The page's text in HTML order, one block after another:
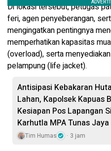
Di lokasi tersebut, petugas
feri, agen penyeberangan,
mengingatkan pentingnya
memperhatikan kapasitas
(overload), serta
pelampung (life jacket).
Antisipasi Kebakaran
Lahan, Kapolsek Kapuas
Kesiapan Pos Lapangan
Karhutla MPA Tunas Jaya
Tim Humas 3 jam